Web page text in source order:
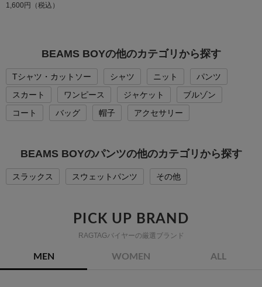
1,600円（税込）
BEAMS BOYの他のカテゴリから探す
Tシャツ・カットソー シャツ ニット
パンツ
スカート
ワンピース ジャケット
ブルゾン
コート
バッグ 帽子 アクセサリー
BEAMS BOYのパンツの他のカテゴリから探す
スラックス スウェットパンツ その他
PICK UP BRAND
RAGTAGバイヤーの厳選ブランド
MEN WOMEN ALL